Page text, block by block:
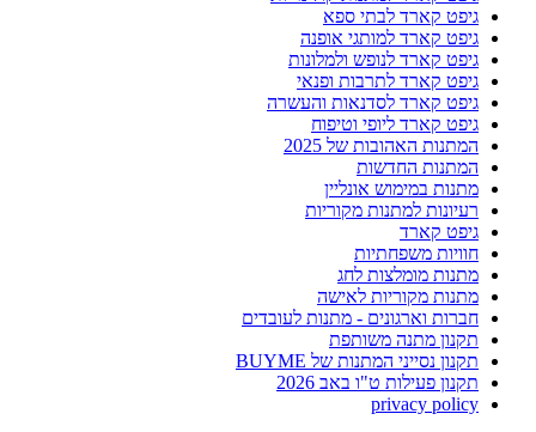
גיפט קארד לבתי ספא
גיפט קארד למותגי אופנה
גיפט קארד לנופש ולמלונות
גיפט קארד לתרבות ופנאי
גיפט קארד לסדנאות והעשרה
גיפט קארד ליופי וטיפוח
המתנות האהובות של 2025
המתנות החדשות
מתנות במימוש אונליין
רעיונות למתנות מקוריות
גיפט קארד
חוויות משפחתיות
מתנות מומלצות לחג
מתנות מקוריות לאישה
חברות וארגונים - מתנות לעובדים
תקנון מתנה משותפת
תקנון נסייני המתנות של BUYME
תקנון פעילות ט"ו באב 2026
privacy policy